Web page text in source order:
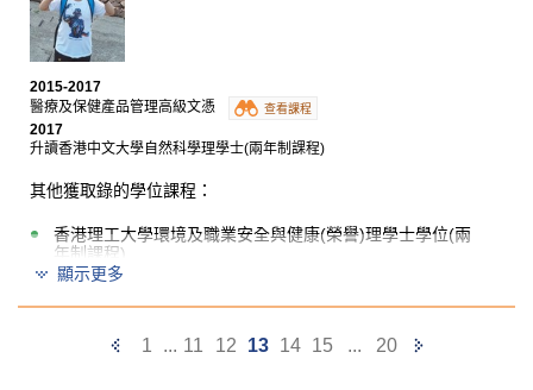
Without HPSHCC, maybe I would still be a stupid fish
which keeps trying to climb a tree.
2015-2017
醫療及保健產品管理高級文憑
查看課程
2017
升讀香港中文大學自然科學理學士(兩年制課程)
其他獲取錄的學位課程：
香港理工大學環境及職業安全與健康(榮譽)理學士學位(兩
年制課程)
在過去兩年，我認識了很多與我有相似目標的朋友， 我
顯示更多
Previous
1 ... 11 12 13 14 15 ... 20